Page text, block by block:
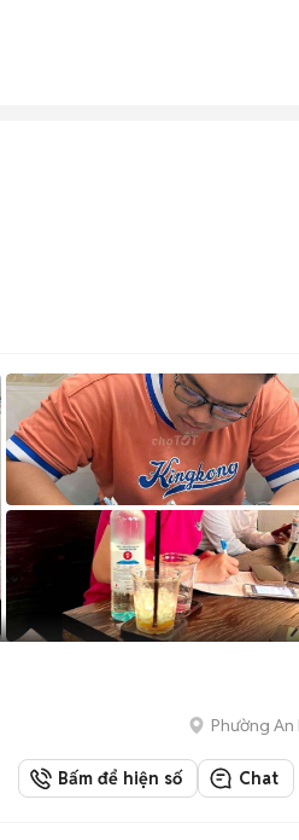
Phường An
Bấm để hiện số Chat